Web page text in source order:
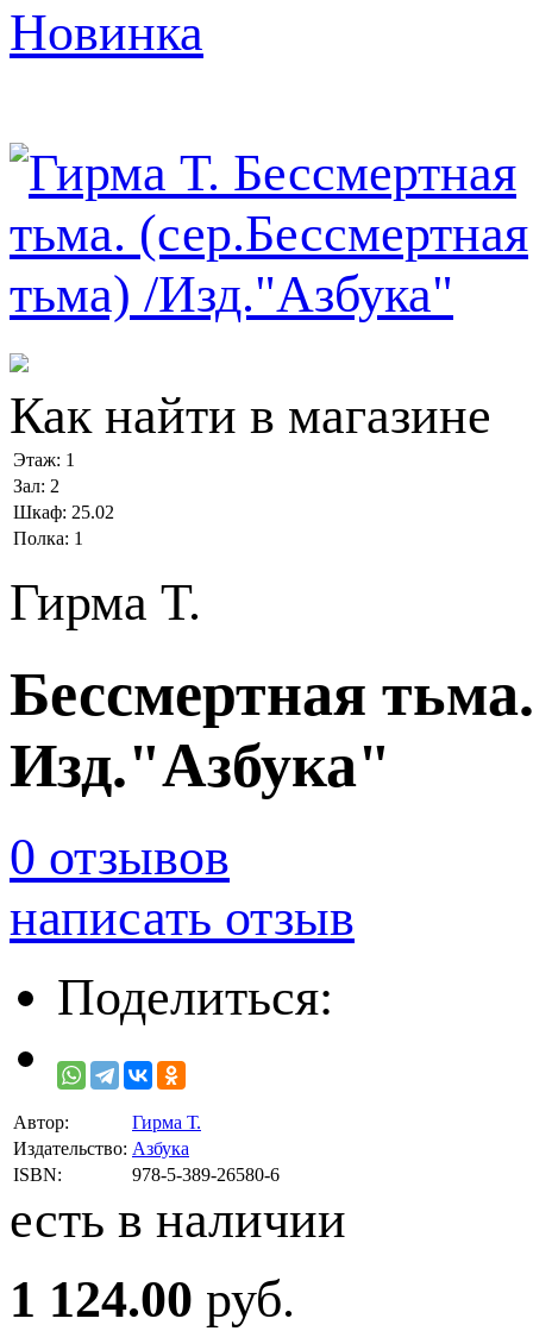
Новинка
Как найти в магазине
Этаж: 1
Зал: 2
Шкаф: 25.02
Полка: 1
Гирма Т.
Бессмертная
Изд."Азбука"
0 отзывов
написать отзыв
Поделиться:
Автор:
Гирма Т.
Издательство: Азбука
ISBN:
978-5-389-26580-6
есть в наличии
1 124.00 руб.